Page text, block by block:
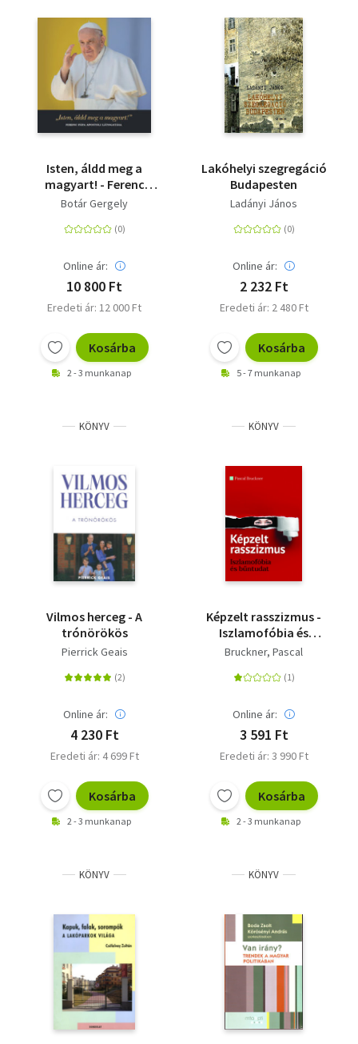
Isten, áldd meg a
magyart! - Ferenc
pápa apostoli
Botár Gergely
Online ár:
10 800 Ft
Eredeti ár: 12 000 Ft
Kosárba
2 - 3 munkanap
Lakóhelyi szegregáció
Budapesten
Ladányi János
Online ár:
2 232 Ft
Eredeti ár: 2 480 Ft
Kosárba
5 - 7 munkanap
KÖNYV
Vilmos herceg - A
trónörökös
Pierrick Geais
Online ár:
4 230 Ft
Eredeti ár: 4 699 Ft
Kosárba
2 - 3 munkanap
KÖNYV
Képzelt rasszizmus -
Iszlamofóbia és
bűntudat
Bruckner, Pascal
Online ár:
3 591 Ft
Eredeti ár: 3 990 Ft
Kosárba
2 - 3 munkanap
KÖNYV KÖNYV